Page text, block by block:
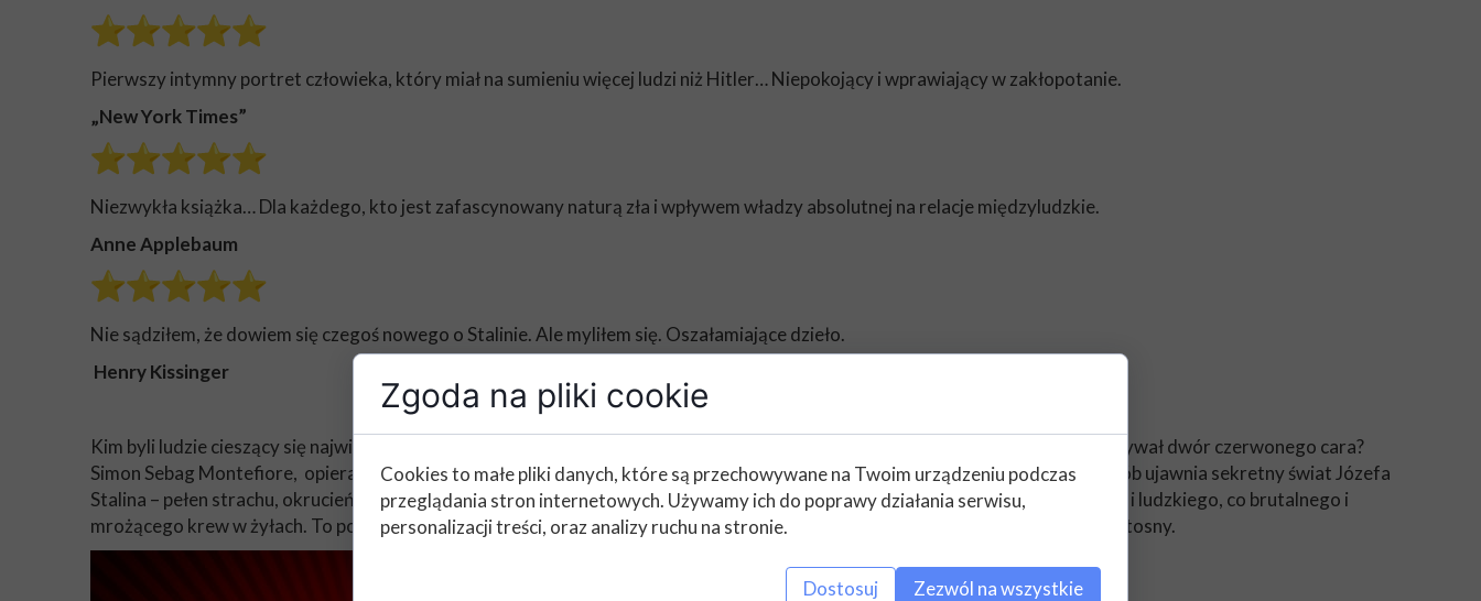
Pierwszy intymny portret człowieka, który miał na sumieniu więcej ludzi niż Hitler… Niepokojący i wprawiający w zakłopotanie.
„New York Times”
Niezwykła książka… Dla każdego, kto jest zafascynowany naturą zła i wpływem władzy absolutnej na relacje międzyludzkie.
Anne Applebaum
Nie sądziłem, że dowiem się czegoś nowego o Stalinie. Ale myliłem się. Oszałamiające dzieło.
Henry Kissinger
Kim byli ludzie cieszący się największymi względami Stalina? Jak wyglądała walka o władzę u boku dyktatora? Jakie sekrety skrywał dwór czerwonego cara?
Simon Sebag Montefiore, opierając się na niepublikowanych wcześniej źródłach i wywiadach ze świadkami, w mistrzowski sposób ujawnia sekretny świat Józefa
Stalina – pełen strachu, okrucieństwa, paranoi i chciwości. Maluje przy tym intymny portret człowieka równie skomplikowanego i ludzkiego, co brutalnego i
mrożącego krew w żyłach. To porywający opis Sowieckiej Rosji, jakiej nie znaliśmy – ostry jak brzytwa, jednocześnie czuły i bezlitosny.
Zgoda na pliki cookie
Cookies to małe pliki danych, które są przechowywane na Twoim urządzeniu podczas
przeglądania stron internetowych. Używamy ich do poprawy działania serwisu,
personalizacji treści, oraz analizy ruchu na stronie.
Dostosuj Zezwól na wszystkie